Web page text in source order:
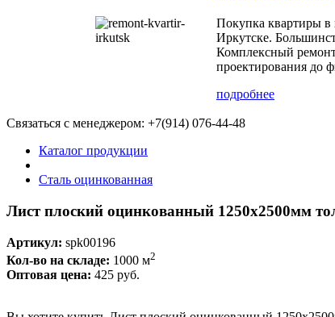
Покупка квартиры в
Иркутске.
Комплексный
проектирования до
подробнее
Связаться с менеджером: +7(914) 076-44-48
Каталог продукции
Сталь оцинкованная
Лист плоский оцинкованный 1250x2500мм
Артикул: spk00196
Кол-во на складе: 1000 м2
Оптовая цена: 425 руб.